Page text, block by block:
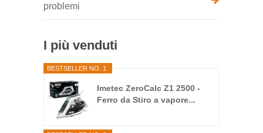
problemi
I più venduti
BESTSELLER NO. 1
Imetec ZeroCalc Z1 2500 -
Ferro da Stiro a vapore...